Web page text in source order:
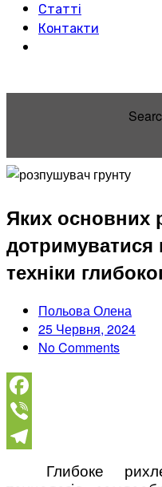
Статті
Контакти
Яких основних
дотримуватися
техніки
Польова Олена
25 Червня, 2024
No Comments
Facebook
Viber
Telegram
Глибоке